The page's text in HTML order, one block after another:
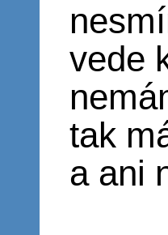
vede
tak
a ani